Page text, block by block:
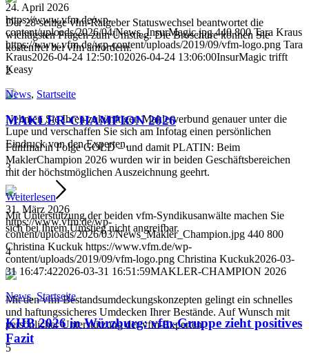
24. April 2026
https://www.vfm.de/wp-
content/uploads/2026/04/News_InsurMagic.jpg 440 800 Tara Kraus
https://www.vfm.de/wp-content/uploads/2019/09/vfm-logo.png Tara
Kraus2026-04-24 12:50:102026-04-24 13:06:00InsurMagic trifft
Keasy
News, Startseite
MAKLER-CHAMPION 2026
Fünfmal in Folge GOLD – und damit PLATIN: Beim
MaklerChampion 2026 wurden wir in beiden Geschäftsbereichen
mit der höchstmöglichen Auszeichnung geehrt.
Weiterlesen
31. März 2026
https://www.vfm.de/wp-
content/uploads/2026/03/News_Makler_Champion.jpg 440 800
Christina Kuckuk https://www.vfm.de/wp-
content/uploads/2019/09/vfm-logo.png Christina Kuckuk2026-03-
31 16:47:422026-03-31 16:51:59MAKLER-CHAMPION 2026
News,Startseite
KHB 2026 in Würzburg: vfm-Gruppe zieht positives
Fazit
Der 28-seitige vfm-Ratgeber Statuswechsel beantwortet die
wichtigsten Fragen zum Umstieg. Die Broschüre können Sie
kostenfrei bei vfm anfordern.
2
Nehmen Sie Ihren zukünftigen Maklerverbund genauer unter die
Lupe und verschaffen Sie sich am Infotag einen persönlichen
Eindruck von den Experten.
3
Mit Unterstützung der beiden vfm-Syndikusanwälte machen Sie
sich bei Ihrem Umstieg nicht angreifbar.
4
Mit den vfm-Bestandsumdeckungskonzepten gelingt ein schnelles
und haftungssicheres Umdecken Ihrer Bestände. Auf Wunsch mit
persönlicher Unterstützung der vfm-Experten.
5